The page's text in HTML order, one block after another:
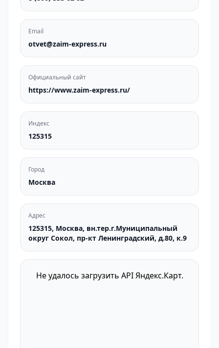
Email
otvet@zaim-express.ru
Официальный сайт
https://www.zaim-express.ru/
Индекс
125315
Город
Москва
Адрес
125315, Москва, вн.тер.г.Муниципальный
округ Сокол, пр-кт Ленинградский, д.80, к.9
Не удалось загрузить API Яндекс.Карт.